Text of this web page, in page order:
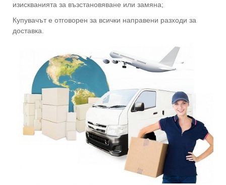
изискванията за възстановяване или замяна;
Купувачът е отговорен за всички направени разходи за
доставка.